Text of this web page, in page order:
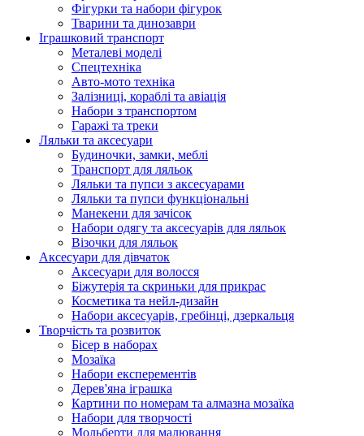
Фігурки та набори фігурок
Тварини та динозаври
Іграшковий транспорт
Металеві моделі
Спецтехніка
Авто-мото техніка
Залізниці, кораблі та авіація
Набори з транспортом
Гаражі та треки
Ляльки та аксесуари
Будиночки, замки, меблі
Транспорт для ляльок
Ляльки та пупси з аксесуарами
Ляльки та пупси функціональні
Манекени для зачісок
Набори одягу та аксесуарів для ляльок
Візочки для ляльок
Аксесуари для дівчаток
Аксесуари для волосся
Біжутерія та скриньки для прикрас
Косметика та нейл-дизайн
Набори аксесуарів, гребінці, дзеркальця
Творчість та розвиток
Бісер в наборах
Мозаїка
Набори експерементів
Дерев'яна іграшка
Картини по номерам та алмазна мозаїка
Набори для творчості
Мольберти для малювання